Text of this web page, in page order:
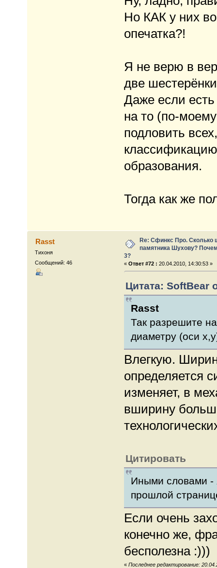
Но КАК у них
опечатка?!
Я не верю в
две
Даже если
на то (по-
подловить
образования.
Тогда как же
Rasst
Тихоня
Сообщений: 46
Re: Сфинкс Про. Сколько
памятника Шухову?
3?
« Ответ #72 : 20.04.2010, 14:30:53 »
Цитата: SoftBear
Rasst
Так разрешите
диаметру (оси
Влегкую.
определяется
изменяет, в
вширину
Цитировать
Иными словами -
прошлой
Если очень
конечно же,
бесполезна :)))
« Последнее редактирование: